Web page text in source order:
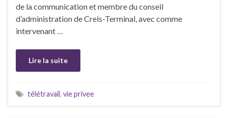
de la communication et membre du conseil
d’administration de Creis-Terminal, avec comme
intervenant …
Lire la suite
télétravail, vie privee